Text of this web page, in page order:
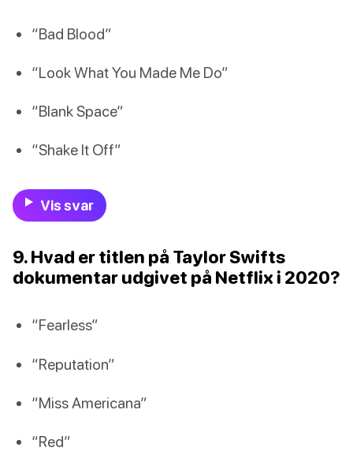
“Bad Blood”
“Look What You Made Me Do”
“Blank Space”
“Shake It Off”
Vis svar
9. Hvad er titlen på Taylor Swifts
dokumentar udgivet på Netflix i 2020?
“Fearless”
“Reputation”
“Miss Americana”
“Red”